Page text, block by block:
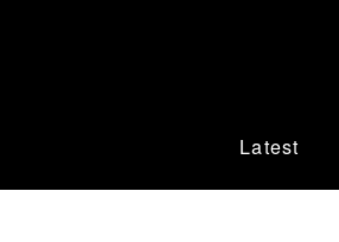
Latest